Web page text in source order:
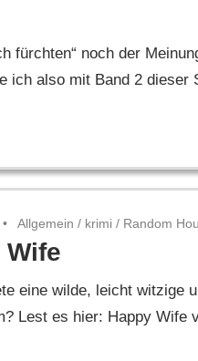
fürchten“ noch der
ich also mit Band 2
Allgemein / krimi / Random
Wife
eine wilde, leicht
Lest es hier: Happy Wife